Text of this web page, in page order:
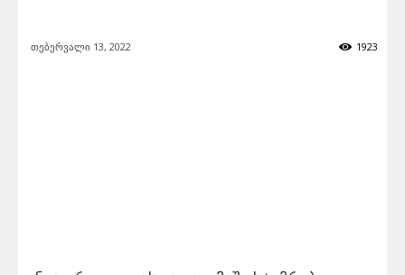
თებერვალი 13, 2022 1923